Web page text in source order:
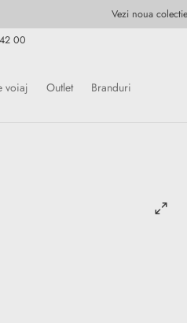
Vezi noua
00
voiaj Outlet Branduri